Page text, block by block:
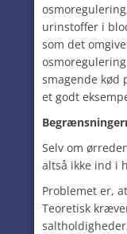
urinstoffer i
som det
smagende kød
et godt
Selv om
altså ikke ind i
Problemet er,
Teoretisk